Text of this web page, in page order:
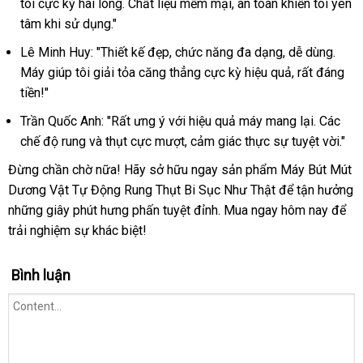
tôi cực kỳ hài lòng. Chất liệu mềm mại, an toàn khiến tôi yên
tâm khi sử dụng."
Lê Minh Huy: "Thiết kế đẹp, chức năng đa dạng, dễ dùng.
Máy giúp tôi giải tỏa căng thẳng cực kỳ hiệu quả, rất đáng
tiền!"
Trần Quốc Anh: "Rất ưng ý với hiệu quả máy mang lại. Các
chế độ rung và thụt cực mượt, cảm giác thực sự tuyệt vời."
Đừng chần chờ nữa! Hãy sở hữu ngay sản phẩm Máy Bút Mút
Dương Vật Tự Động Rung Thụt Bi Sục Như Thật để tận hưởng
những giây phút hưng phấn tuyệt đỉnh. Mua ngay hôm nay để
trải nghiệm sự khác biệt!
Bình luận